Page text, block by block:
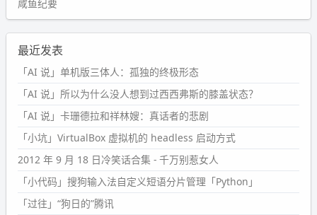
咸鱼纪要
最近发表
「AI 说」单机版三体人：孤独的终极形态
「AI 说」所以为什么没人想到过西西弗斯的膝盖状态？
「AI 说」卡珊德拉和祥林嫂：真话者的悲剧
「小坑」VirtualBox 虚拟机的 headless 启动方式
2012 年 9 月 18 日冷笑话合集 - 千万别惹女人
「小代码」搜狗输入法自定义短语分片管理「Python」
「过往」“狗日的”腾讯